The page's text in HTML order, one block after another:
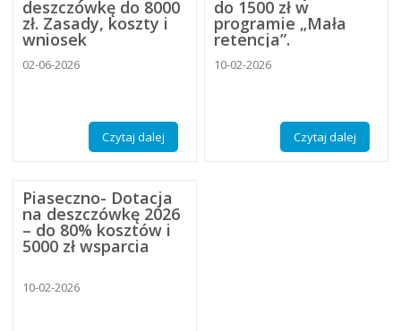
deszczówkę do 8000
zł. Zasady, koszty i
wniosek
02-06-2026
Czytaj dalej
do 1500 zł w
programie „Mała
retencja”.
10-02-2026
Czytaj dalej
Piaseczno- Dotacja
na deszczówkę 2026
– do 80% kosztów i
5000 zł wsparcia
10-02-2026